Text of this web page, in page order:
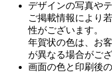
デザインの写真や
ご掲載情報により
性がございます。
年賀状の色は、お
が異なる場合がござ
画面の色と印刷後